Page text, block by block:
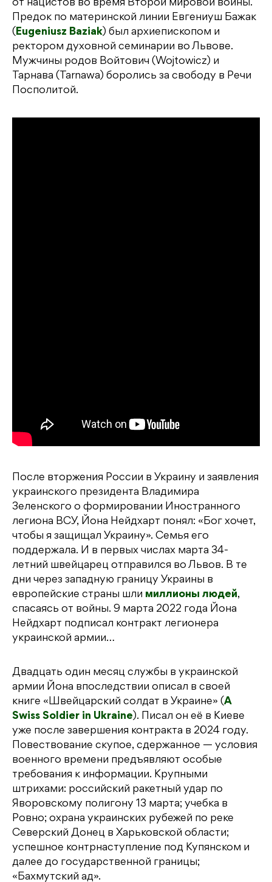
от нацистов во время Второй мировой войны.
Предок по материнской линии Евгениуш Бажак
( Eugeniusz Baziak) был архиепископом и
ректором духовной семинарии во Львове.
Мужчины родов Войтович (Wojtowicz) и
Тарнава (Tarnawa) боролись за свободу в Речи
Посполитой.
После вторжения России в Украину и заявления
украинского президента Владимира
Зеленского о формировании Иностранного
легиона ВСУ, Йона Нейдхарт понял: «Бог хочет,
чтобы я защищал Украину». Семья его
поддержала. И в первых числах марта 34-
летний швейцарец отправился во Львов. В те
дни через западную границу Украины в
европейские страны шли миллионы людей,
спасаясь от войны. 9 марта 2022 года Йона
Нейдхарт подписал контракт легионера
украинской армии…
Двадцать один месяц службы в украинской
армии Йона впоследствии описал в своей
книге «Швейцарский солдат в Украине» (A
Swiss Soldier in Ukraine). Писал он её в Киеве
уже после завершения контракта в 2024 году.
Повествование скупое, сдержанное — условия
военного времени предъявляют особые
требования к информации. Крупными
штрихами: российский ракетный удар по
Яворовскому полигону 13 марта; учебка в
Ровно; охрана украинских рубежей по реке
Северский Донец в Харьковской области;
успешное контрнаступление под Купянском и
далее до государственной границы;
«Бахмутский ад».